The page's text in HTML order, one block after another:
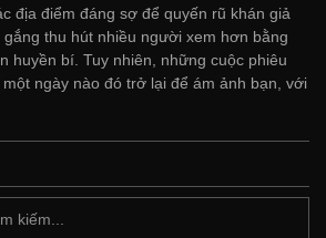
địa điểm đáng sợ để quyến rũ khán giả
thu hút nhiều người xem hơn bằng
huyền bí. Tuy nhiên, những cuộc phiêu
ngày nào đó trở lại để ám ảnh bạn, với